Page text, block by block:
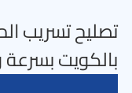
تصليح تسريب
بالكويت بسرعة